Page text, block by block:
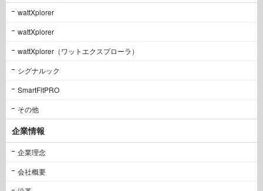
wattXplorer
wattXplorer
wattXplorer（ワットエクスプローラ）
シグナルック
SmartFitPRO
その他
企業情報
企業理念
会社概要